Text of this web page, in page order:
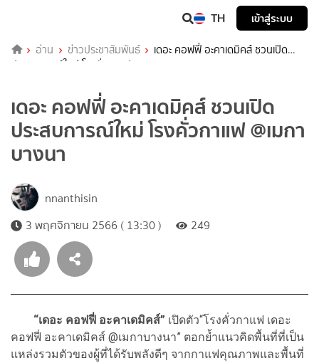
TH เข้าสู่ระบบ
อ่าน ข่าวประชาสัมพันธ์
เดอะ คอฟฟี่ อะคาเดมิคส์ ชวนเปิด
ประสบการณ์ใหม่ โรงคั่วกาแฟ @เมกาบางนา
เดอะ คอฟฟี่ อะคาเดมิคส์ ชวนเปิด
ประสบการณ์ใหม่ โรงคั่วกาแฟ @เมกา
บางนา
nnanthisin
3 พฤศจิกายน 2566 ( 13:30 )
249
“เดอะ คอฟฟี่ อะคาเดมิคส์” เปิดตัว“โรงคั่วกาแฟ เดอะ
คอฟฟี่ อะคาเดมิคส์ @เมกาบางนา” ตอกย้ำแนวคิดพื้นที่ที่เป็น
แหล่งรวมตัวของผู้ที่ได้รับพลังดีๆ จากกาแฟคุณภาพและพื้นที่